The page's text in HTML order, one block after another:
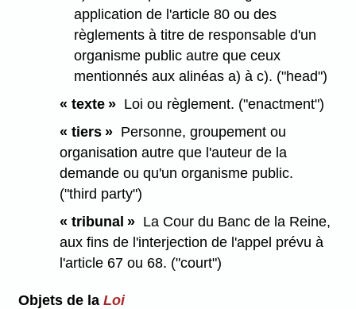
application de l'article 80 ou des
règlements à titre de responsable d'un
organisme public autre que ceux
mentionnés aux alinéas a) à c). ("head")
« texte » Loi ou règlement. ("enactment")
« tiers » Personne, groupement ou
organisation autre que l'auteur de la
demande ou qu'un organisme public.
("third party")
« tribunal » La Cour du Banc de la Reine,
aux fins de l'interjection de l'appel prévu à
l'article 67 ou 68. ("court")
Objets de la Loi